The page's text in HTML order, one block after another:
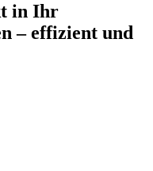
in Ihr
– effizient und